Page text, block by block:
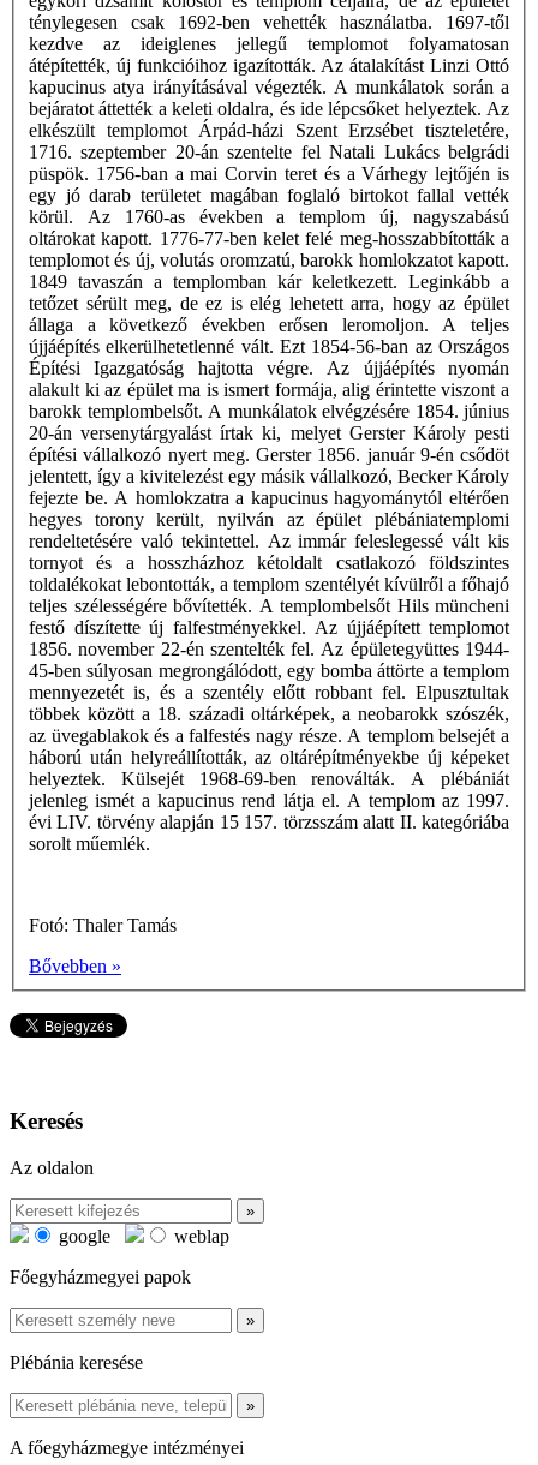
ténylegesen csak 1692-ben vehették használatba. 1697-től
kezdve az ideiglenes jellegű templomot folyamatosan
átépítették, új funkcióihoz igazították. Az átalakítást Linzi Ottó
kapucinus atya irányításával végezték. A munkálatok során a
bejáratot áttették a keleti oldalra, és ide lépcsőket helyeztek. Az
elkészült templomot Árpád-házi Szent Erzsébet tiszteletére,
1716. szeptember 20-án szentelte fel Natali Lukács belgrádi
püspök. 1756-ban a mai Corvin teret és a Várhegy lejtőjén is
egy jó darab területet magában foglaló birtokot fallal vették
körül. Az 1760-as években a templom új, nagyszabású
oltárokat kapott. 1776-77-ben kelet felé meg-hosszabbították a
templomot és új, volutás oromzatú, barokk homlokzatot kapott.
1849 tavaszán a templomban kár keletkezett. Leginkább a
tetőzet sérült meg, de ez is elég lehetett arra, hogy az épület
állaga a következő években erősen leromoljon. A teljes
újjáépítés elkerülhetetlenné vált. Ezt 1854-56-ban az Országos
Építési Igazgatóság hajtotta végre. Az újjáépítés nyomán
alakult ki az épület ma is ismert formája, alig érintette viszont a
barokk templombelsőt. A munkálatok elvégzésére 1854. június
20-án versenytárgyalást írtak ki, melyet Gerster Károly pesti
építési vállalkozó nyert meg. Gerster 1856. január 9-én csődöt
jelentett, így a kivitelezést egy másik vállalkozó, Becker Károly
fejezte be. A homlokzatra a kapucinus hagyománytól eltérően
hegyes torony került, nyilván az épület plébániatemplomi
rendeltetésére való tekintettel. Az immár feleslegessé vált kis
tornyot és a hosszházhoz kétoldalt csatlakozó földszintes
toldalékokat lebontották, a templom szentélyét kívülről a főhajó
teljes szélességére bővítették. A templombelsőt Hils müncheni
festő díszítette új falfestményekkel. Az újjáépített templomot
1856. november 22-én szentelték fel. Az épületegyüttes 1944-
45-ben súlyosan megrongálódott, egy bomba áttörte a templom
mennyezetét is, és a szentély előtt robbant fel. Elpusztultak
többek között a 18. századi oltárképek, a neobarokk szószék,
az üvegablakok és a falfestés nagy része. A templom belsejét a
háború után helyreállították, az oltárépítményekbe új képeket
helyeztek. Külsejét 1968-69-ben renoválták. A plébániát
jelenleg ismét a kapucinus rend látja el. A templom az 1997.
évi LIV. törvény alapján 15 157. törzsszám alatt II. kategóriába
sorolt műemlék.
Fotó: Thaler Tamás
Bővebben »
Keresés
Az oldalon
google
weblap
Főegyházmegyei papok
Plébánia keresése
A főegyházmegye intézményei